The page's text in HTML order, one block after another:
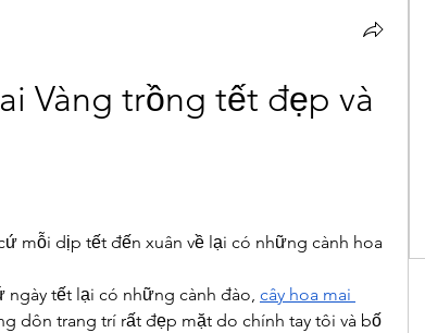
Vàng trồng tết đẹp và
mỗi dịp tết đến xuân về lại có những cành hoa
tết lại có những cành đào, cây hoa mai
dôn trang trí rất đẹp mặt do chính tay tôi và bố